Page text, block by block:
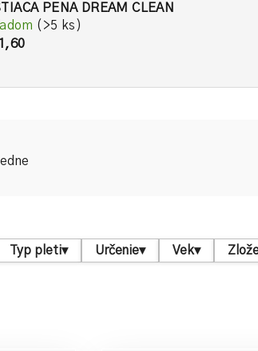
PENA DREAM CLEAN
(>5 ks)
Typ pleti▾ Určenie▾ Vek▾